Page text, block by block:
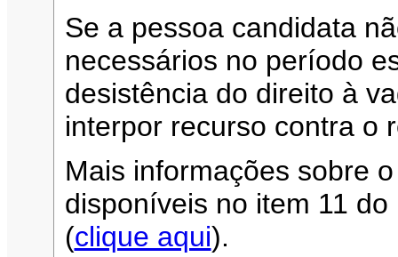
Se a pessoa candidata
necessários no período
desistência do direito à
interpor recurso contra o
Mais informações sobre
disponíveis no item 11
(clique aqui).